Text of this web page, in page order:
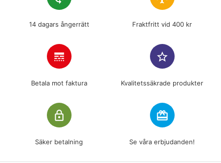
14 dagars ångerrätt Fraktfritt vid 400 kr
line_style
Betala mot faktura
star_border
Kvalitetssäkrade produkter
lock_outline
Säker betalning
redeem
Se våra erbjudanden!